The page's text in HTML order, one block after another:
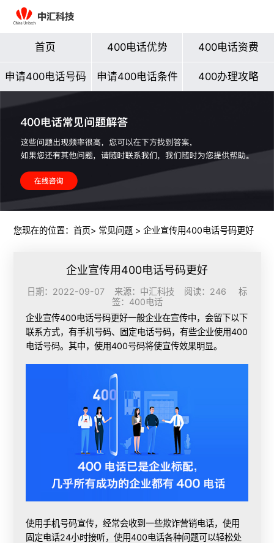
首页 400电话优势 400电话资费
申请400电话号码 申请400电话条件 400办理攻略
您现在的位置： 首页> 常见问题> 企业宣传用400电话号码更好
企业宣传用400电话号码更好
日期：2022-09-07 来源：中汇科技 阅读：246 标
签： 400电话
企业宣传400电话号码更好一般企业在宣传中，会留下以下
联系方式，有手机号码、固定电话号码，有些企业使用400
电话号码。其中，使用400号码将使宣传效果明显。
使用手机号码宣传，经常会收到一些欺诈营销电话，使用
固定电话24小时接听，使用400电话各种问题可以轻松处